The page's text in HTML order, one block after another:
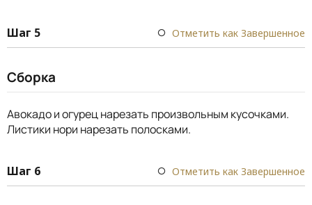
Шаг 5 Отметить как Завершенное
Сборка
Авокадо и огурец нарезать произвольным кусочками.
Листики нори нарезать полосками.
Шаг 6 Отметить как Завершенное